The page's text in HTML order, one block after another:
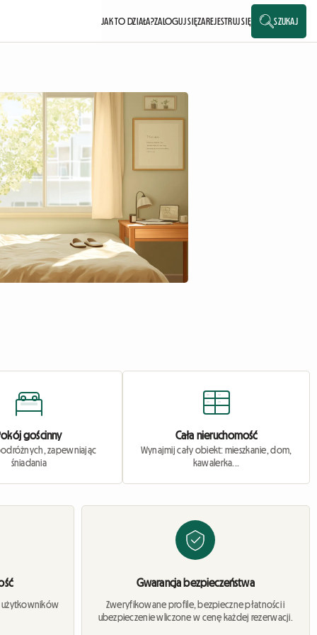
JAK TO DZIAŁA?ZALOGUJ SIĘZAREJESTRUJ SIĘ SZUKAJ
gościnny
zapewniając
śniadania
Cała nieruchomość
Wynajmij cały obiekt: mieszkanie, dom,
kawalerka...
użytkowników
Gwarancja bezpieczeństwa
Zweryfikowane profile, bezpieczne płatności i
ubezpieczenie wliczone w cenę każdej rezerwacji.